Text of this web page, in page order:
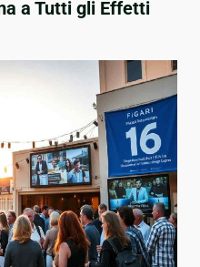
a Tutti gli Effetti